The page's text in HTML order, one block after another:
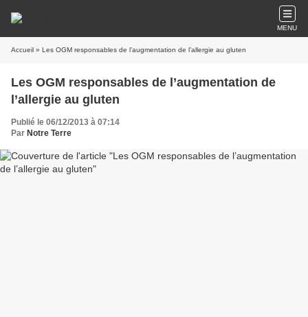
MENU
Accueil » Les OGM responsables de l’augmentation de l’allergie au gluten
Les OGM responsables de l’augmentation de
l’allergie au gluten
Publié le 06/12/2013 à 07:14
Par Notre Terre